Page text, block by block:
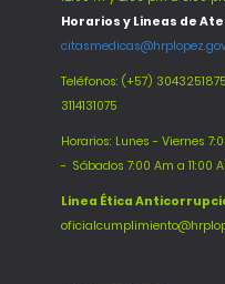
Horarios y Lineas de
Teléfonos: (+57)
3114131075
Horarios: Lunes - Viernes
- Sábados 7:00 Am a 11:00
Línea Ética